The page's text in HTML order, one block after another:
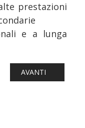
prestazioni
e a lunga
DA ROMA ALLA
ARTICOLO
AVANTI